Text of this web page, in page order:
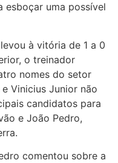
esboçar uma possível
à vitória de 1 a 0
o treinador
nomes do setor
Vinicius Junior não
candidatos para
e João Pedro,
comentou sobre a